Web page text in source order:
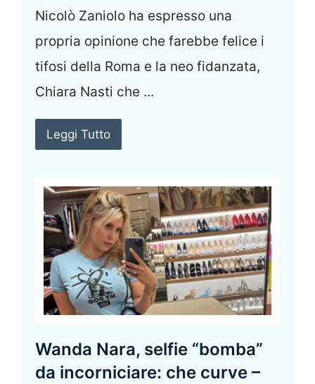
Nicolò Zaniolo ha espresso una
propria opinione che farebbe felice i
tifosi della Roma e la neo fidanzata,
Chiara Nasti che ...
Leggi Tutto
Wanda Nara, selfie “bomba”
da incorniciare: che curve –